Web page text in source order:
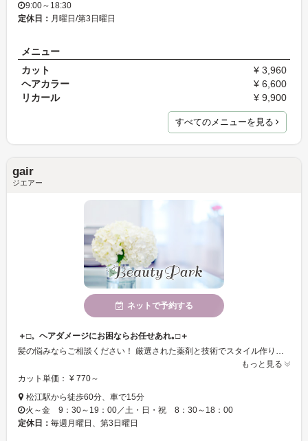
9:00～18:30
定休日： 月曜日/第3日曜日
メニュー
カット
¥ 3,960
ヘアカラー
¥ 6,600
リカール
¥ 9,900
すべてのメニューを見る
gair
ジエアー
ネットで予約する
＋□。ヘアダメージにお困ならお任せあれ｡□＋
髪の悩みならご相談ください！ 厳選された薬剤と技術でスタイル作りのお手伝いをさせていただきます☆ミ 松江市の下町にあり、近くに島根大学・病院などや商店街があるので地域に優しく、気取らず行けちゃいます♪ また、駐車場もあるので遠方からでも安心♪♪ ヘアスタイルでお悩みの方は是非、一度お試しあれ！
もっと見る
カット単価： ¥ 770～
松江駅から徒歩60分、車で15分
火～金 9：30～19：00／土・日・祝 8：30～18：00
定休日： 毎週月曜日、第3日曜日